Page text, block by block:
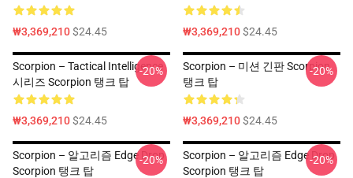
₩3,369,210$24.45 ₩3,369,210$24.45
Scorpion – Tactical Intelligence
시리즈 Scorpion 탱크 탑
₩3,369,210$24.45
-20%
Scorpion – 미션 긴판 Scorpion
탱크 탑
₩3,369,210$24.45
-20%
Scorpion – 알고리즘 Edge Drop
Scorpion 탱크 탑
-20%
Scorpion – 알고리즘 Edge Drop
Scorpion 탱크 탑
-20%